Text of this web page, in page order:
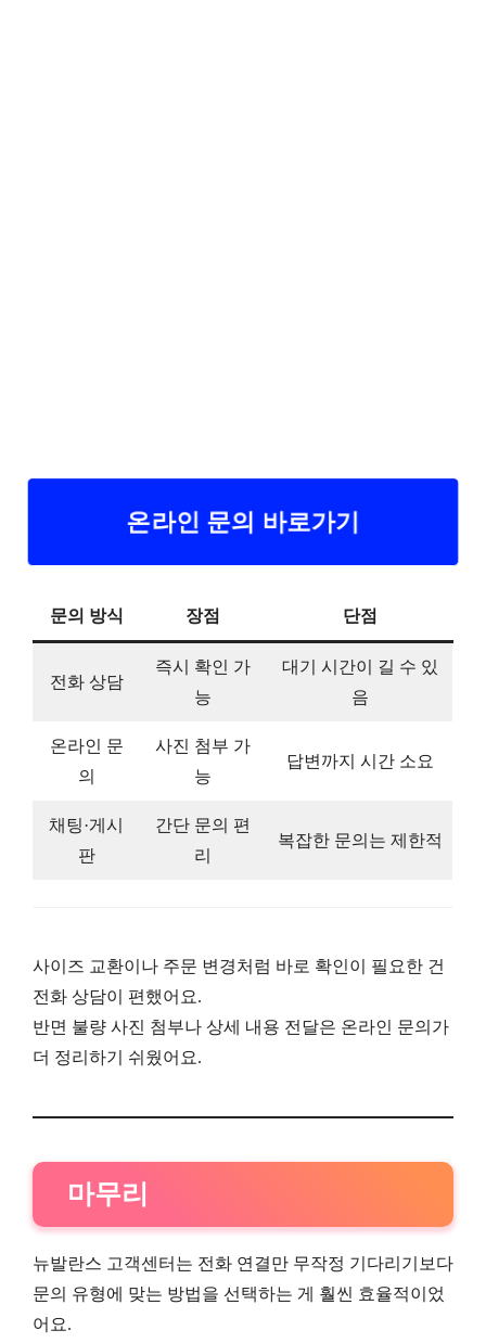
온라인 문의 바로가기
문의 방식 장점 단점
전화 상담
즉시 확인 가
능
대기 시간이 길 수 있
음
온라인 문
의
사진 첨부 가
능
답변까지 시간 소요
채팅·게시
판
간단 문의 편
리
복잡한 문의는 제한적
사이즈 교환이나 주문 변경처럼 바로 확인이 필요한 건
전화 상담이 편했어요.
반면 불량 사진 첨부나 상세 내용 전달은 온라인 문의가
더 정리하기 쉬웠어요.
마무리
뉴발란스 고객센터는 전화 연결만 무작정 기다리기보다
문의 유형에 맞는 방법을 선택하는 게 훨씬 효율적이었
어요.